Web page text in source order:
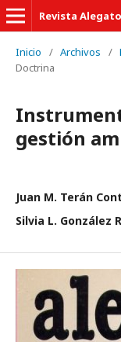
Revista
Inicio / Archivos /
Doctrina
gestión
Juan M. Terán
Silvia L. González